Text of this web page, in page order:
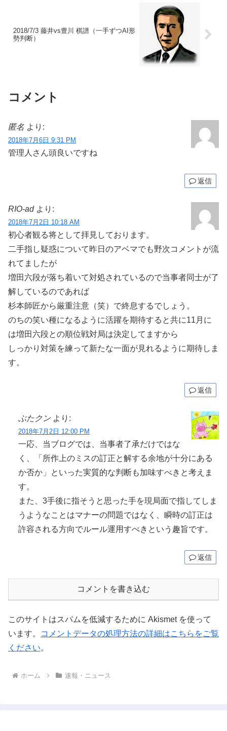
2018/7/3 藤井vs豊川 棋譜（一手ずつAI形
勢判断）
コメント
匿名 より:
2018年7月6日 9:31 PM
管理人さん頭良いですね
返信
RIO-ad より:
2018年7月2日 10:18 AM
初心者観る将として拝見しております。
二手指し疑惑について昨日のアベマでも野次コメントが流
れてましたが
増田六段が落ち着いて対処されているので当事者同士が了
解しているのであれば
杉本師匠から厳重注意（笑）で終息するでしょう。
のちの笑い種になるように活躍を期待すると共に11月に
は増田六段との順位戦対局は決定してますから
しっかり対策を練って新たな一面が見れるように期待しま
す。
返信
ぶたクン より:
2018年7月2日 12:00 PM
一応、当ブログでは、当事者了承だけではな
く、「所作上のミスの訂正と解する余地が十分にある
か否か」といった実質的な判断も加味すべきと考えま
す。
また、3手後に指そうと思った手を現局面で指してしま
うようなことはマナーの問題ではなく、瞬時の訂正は
許容される方向でルール運用すべきという趣旨です。
返信
コメントを書き込む
このサイトはスパムを低減するために Akismet を使って
います。
コメントデータの処理方法の詳細はこちらをご覧
ください。
ホーム 速報・ニュース